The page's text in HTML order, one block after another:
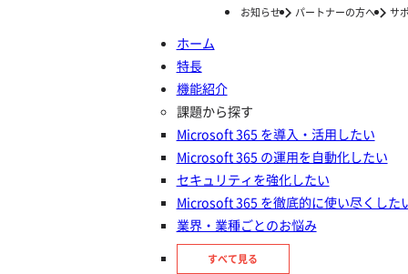
お知らせ パートナーの方へ サ
ホーム
特長
機能紹介
課題から探す
Microsoft 365 を導入・活用したい
Microsoft 365 の運用を自動化したい
セキュリティを強化したい
Microsoft 365 を徹底的に使い尽くした
業界・業種ごとのお悩み
すべて見る
ナレッジ/コラム トレンド・ニュース
Ignite 2025 現地レポート①：基
2025年11月19日
トレンド・ニュース